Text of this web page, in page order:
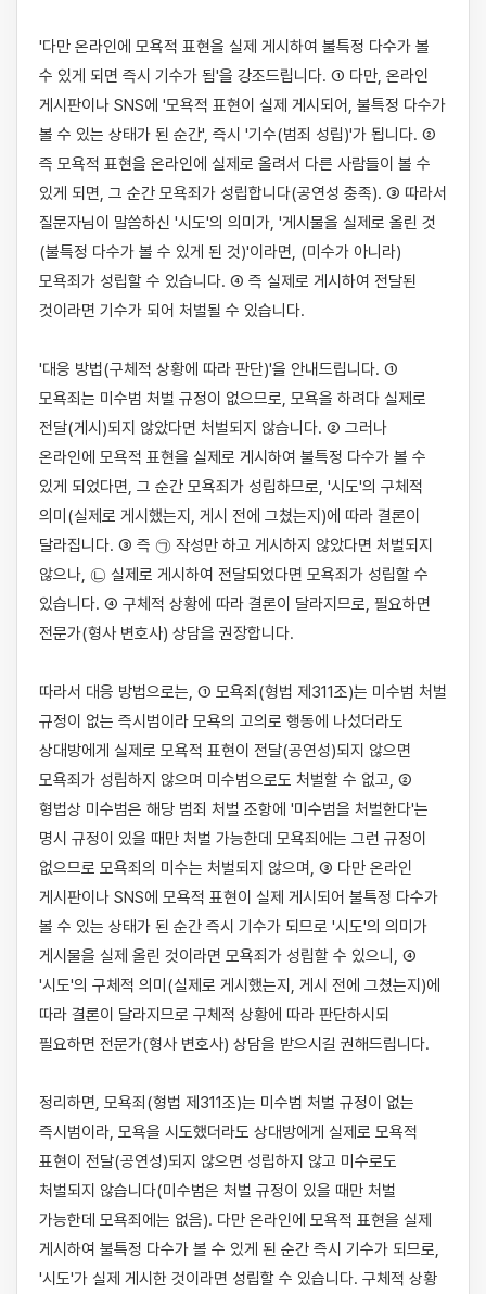
'다만 온라인에 모욕적 표현을 실제 게시하여 불특정 다수가 볼
수 있게 되면 즉시 기수가 됨'을 강조드립니다. ① 다만, 온라인
게시판이나 SNS에 '모욕적 표현이 실제 게시되어, 불특정 다수가
볼 수 있는 상태가 된 순간', 즉시 '기수(범죄 성립)'가 됩니다. ②
즉 모욕적 표현을 온라인에 실제로 올려서 다른 사람들이 볼 수
있게 되면, 그 순간 모욕죄가 성립합니다(공연성 충족). ③ 따라서
질문자님이 말씀하신 '시도'의 의미가, '게시물을 실제로 올린 것
(불특정 다수가 볼 수 있게 된 것)'이라면, (미수가 아니라)
모욕죄가 성립할 수 있습니다. ④ 즉 실제로 게시하여 전달된
것이라면 기수가 되어 처벌될 수 있습니다.
'대응 방법(구체적 상황에 따라 판단)'을 안내드립니다. ①
모욕죄는 미수범 처벌 규정이 없으므로, 모욕을 하려다 실제로
전달(게시)되지 않았다면 처벌되지 않습니다. ② 그러나
온라인에 모욕적 표현을 실제로 게시하여 불특정 다수가 볼 수
있게 되었다면, 그 순간 모욕죄가 성립하므로, '시도'의 구체적
의미(실제로 게시했는지, 게시 전에 그쳤는지)에 따라 결론이
달라집니다. ③ 즉 ㉠ 작성만 하고 게시하지 않았다면 처벌되지
않으나, ㉡ 실제로 게시하여 전달되었다면 모욕죄가 성립할 수
있습니다. ④ 구체적 상황에 따라 결론이 달라지므로, 필요하면
전문가(형사 변호사) 상담을 권장합니다.
따라서 대응 방법으로는, ① 모욕죄(형법 제311조)는 미수범 처벌
규정이 없는 즉시범이라 모욕의 고의로 행동에 나섰더라도
상대방에게 실제로 모욕적 표현이 전달(공연성)되지 않으면
모욕죄가 성립하지 않으며 미수범으로도 처벌할 수 없고, ②
형법상 미수범은 해당 범죄 처벌 조항에 '미수범을 처벌한다'는
명시 규정이 있을 때만 처벌 가능한데 모욕죄에는 그런 규정이
없으므로 모욕죄의 미수는 처벌되지 않으며, ③ 다만 온라인
게시판이나 SNS에 모욕적 표현이 실제 게시되어 불특정 다수가
볼 수 있는 상태가 된 순간 즉시 기수가 되므로 '시도'의 의미가
게시물을 실제 올린 것이라면 모욕죄가 성립할 수 있으니, ④
'시도'의 구체적 의미(실제로 게시했는지, 게시 전에 그쳤는지)에
따라 결론이 달라지므로 구체적 상황에 따라 판단하시되
필요하면 전문가(형사 변호사) 상담을 받으시길 권해드립니다.
정리하면, 모욕죄(형법 제311조)는 미수범 처벌 규정이 없는
즉시범이라, 모욕을 시도했더라도 상대방에게 실제로 모욕적
표현이 전달(공연성)되지 않으면 성립하지 않고 미수로도
처벌되지 않습니다(미수범은 처벌 규정이 있을 때만 처벌
가능한데 모욕죄에는 없음). 다만 온라인에 모욕적 표현을 실제
게시하여 불특정 다수가 볼 수 있게 된 순간 즉시 기수가 되므로,
'시도'가 실제 게시한 것이라면 성립할 수 있습니다. 구체적 상황